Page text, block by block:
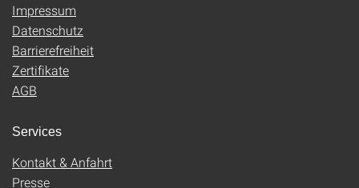
Impressum
Datenschutz
Barrierefreiheit
Zertifikate
AGB
Services
Kontakt & Anfahrt
Presse